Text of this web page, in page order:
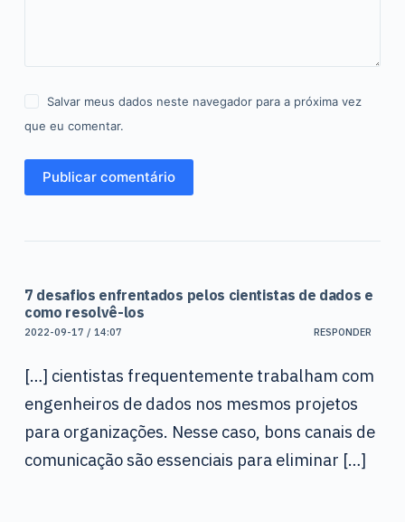
Salvar meus dados neste navegador para a próxima vez
que eu comentar.
Publicar comentário
7 desafios enfrentados pelos cientistas de dados e
como resolvê-los
2022-09-17 / 14:07 RESPONDER
[…] cientistas frequentemente trabalham com
engenheiros de dados nos mesmos projetos
para organizações. Nesse caso, bons canais de
comunicação são essenciais para eliminar […]